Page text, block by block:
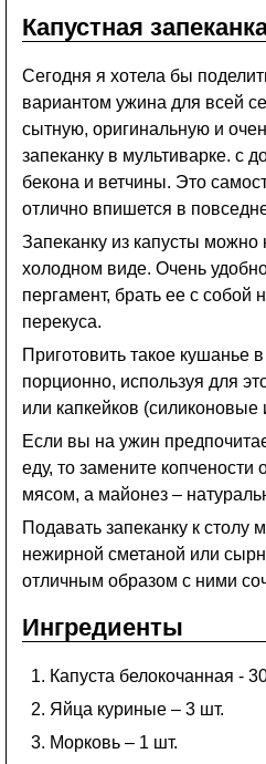
Капустная
Сегодня я хотела бы
вариантом ужина для всей
сытную, оригинальную и
запеканку в мультиварке. с
бекона и ветчины. Это
отлично впишется в
Запеканку из капусты можно
холодном виде. Очень
пергамент, брать ее с собой
перекуса.
Приготовить такое кушанье
порционно, используя для
или капкейков (силиконовые
Если вы на ужин
еду, то замените копчености
мясом, а майонез –
Подавать запеканку к столу
нежирной сметаной или
отличным образом с ними
Ингредиенты
Капуста белокочанная -
Яйца куриные – 3 шт.
Морковь – 1 шт.